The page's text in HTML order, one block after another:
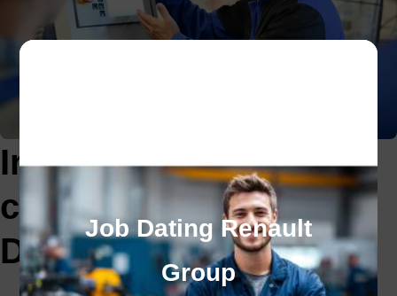
Job Dating Renault
Group
Infos pratiques sur le
centre de formation de
Dunkerque